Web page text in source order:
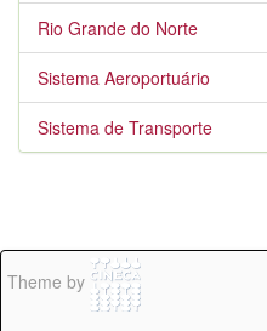
Rio Grande do Norte
Sistema Aeroportuário
Sistema de Transporte
Theme by